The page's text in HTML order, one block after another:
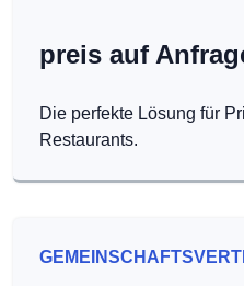
preis auf
Die perfekte Lösung für
Restaurants.